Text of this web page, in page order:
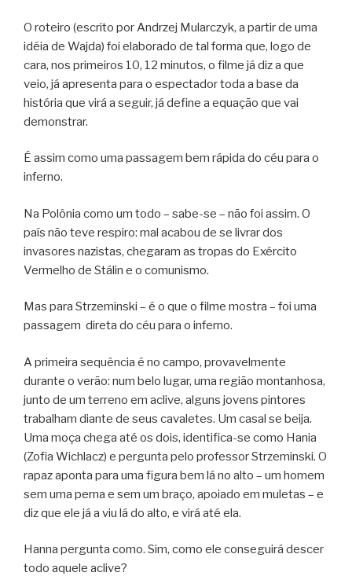
O roteiro (escrito por Andrzej Mularczyk, a partir de uma
idéia de Wajda) foi elaborado de tal forma que, logo de
cara, nos primeiros 10, 12 minutos, o filme já diz a que
veio, já apresenta para o espectador toda a base da
história que virá a seguir, já define a equação que vai
demonstrar.
É assim como uma passagem bem rápida do céu para o
inferno.
Na Polônia como um todo – sabe-se – não foi assim. O
país não teve respiro: mal acabou de se livrar dos
invasores nazistas, chegaram as tropas do Exército
Vermelho de Stálin e o comunismo.
Mas para Strzeminski – é o que o filme mostra – foi uma
passagem direta do céu para o inferno.
A primeira sequência é no campo, provavelmente
durante o verão: num belo lugar, uma região montanhosa,
junto de um terreno em aclive, alguns jovens pintores
trabalham diante de seus cavaletes. Um casal se beija.
Uma moça chega até os dois, identifica-se como Hania
(Zofia Wichlacz) e pergunta pelo professor Strzeminski. O
rapaz aponta para uma figura bem lá no alto – um homem
sem uma perna e sem um braço, apoiado em muletas – e
diz que ele já a viu lá do alto, e virá até ela.
Hanna pergunta como. Sim, como ele conseguirá descer
todo aquele aclive?